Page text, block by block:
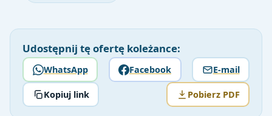
Udostępnij tę ofertę koleżance:
WhatsApp Facebook E-mail
Kopiuj link Pobierz PDF